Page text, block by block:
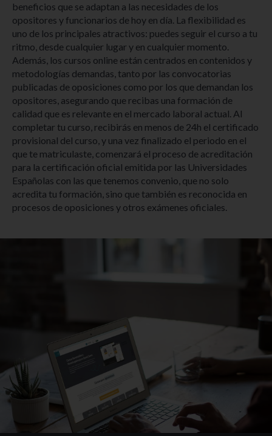
beneficios que se adaptan a las necesidades de los
opositores y funcionarios de hoy en día. La flexibilidad es
uno de los principales atractivos: puedes seguir el curso a tu
ritmo, desde cualquier lugar y en cualquier momento.
Además, los cursos online están centrados en contenidos y
metodologías demandas, tanto por las convocatorias
publicadas de oposiciones como por los que demandan los
opositores, asegurando que recibas una formación de
calidad que es relevante en el mercado laboral actual. Al
completar tu curso, recibirás en menos de 24h el certificado
provisional del curso, y una vez finalizado el periodo en el
que te matriculaste, comenzará el proceso de acreditación
para la certificación oficial emitida por las Universidades
Españolas con las que tenemos convenio, que no solo
acredita tu formación, sino que también es reconocida en
procesos de oposiciones y otros exámenes oficiales.